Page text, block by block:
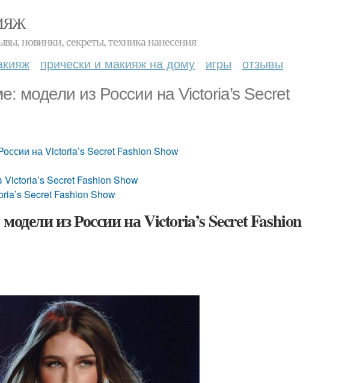
новинки, секреты, техника нанесения
прически и макияж на дому игры отзывы
модели из России на Victoria’s Secret
на Victoria’s Secret Fashion Show
Victoria’s Secret Fashion Show
Secret Fashion Show
из России на Victoria’s Secret Fashion